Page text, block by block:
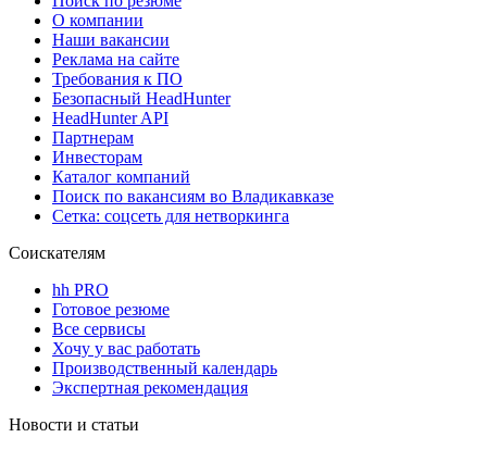
О компании
Наши вакансии
Реклама на сайте
Требования к ПО
Безопасный HeadHunter
HeadHunter API
Партнерам
Инвесторам
Каталог компаний
Поиск по вакансиям во Владикавказе
Сетка: соцсеть для нетворкинга
Соискателям
hh PRO
Готовое резюме
Все сервисы
Хочу у вас работать
Производственный календарь
Экспертная рекомендация
Новости и статьи